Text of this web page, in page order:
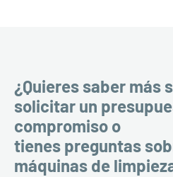
¿Quieres saber más
solicitar un
compromiso o
tienes preguntas
máquinas de